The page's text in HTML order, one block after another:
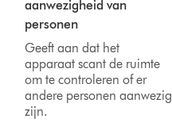
aanwezigheid van
personen
Geeft aan dat het
apparaat scant de ruimte
om te controleren of er
andere personen aanwezig
zijn.